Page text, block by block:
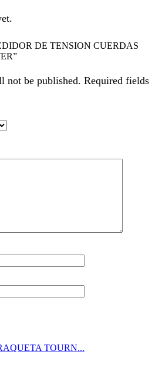
DE TENSION CUERDAS
not be published. Required fields
TOURN...